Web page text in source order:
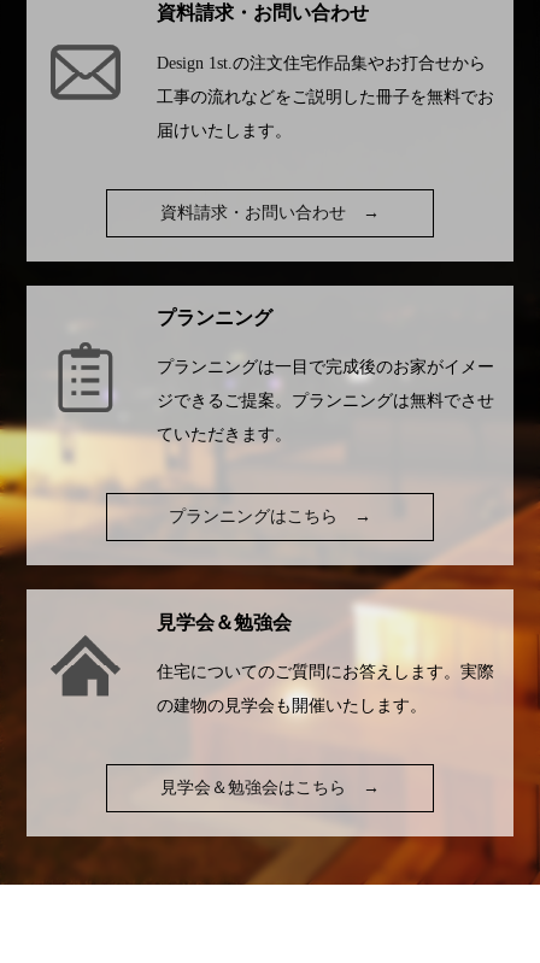
資料請求・お問い合わせ
Design 1st.の注文住宅作品集やお打合せから
工事の流れなどをご説明した冊子を無料でお
届けいたします。
資料請求・お問い合わせ →
プランニング
プランニングは一目で完成後のお家がイメー
ジできるご提案。プランニングは無料でさせ
ていただきます。
プランニングはこちら →
見学会＆勉強会
住宅についてのご質問にお答えします。実際
の建物の見学会も開催いたします。
見学会＆勉強会はこちら →